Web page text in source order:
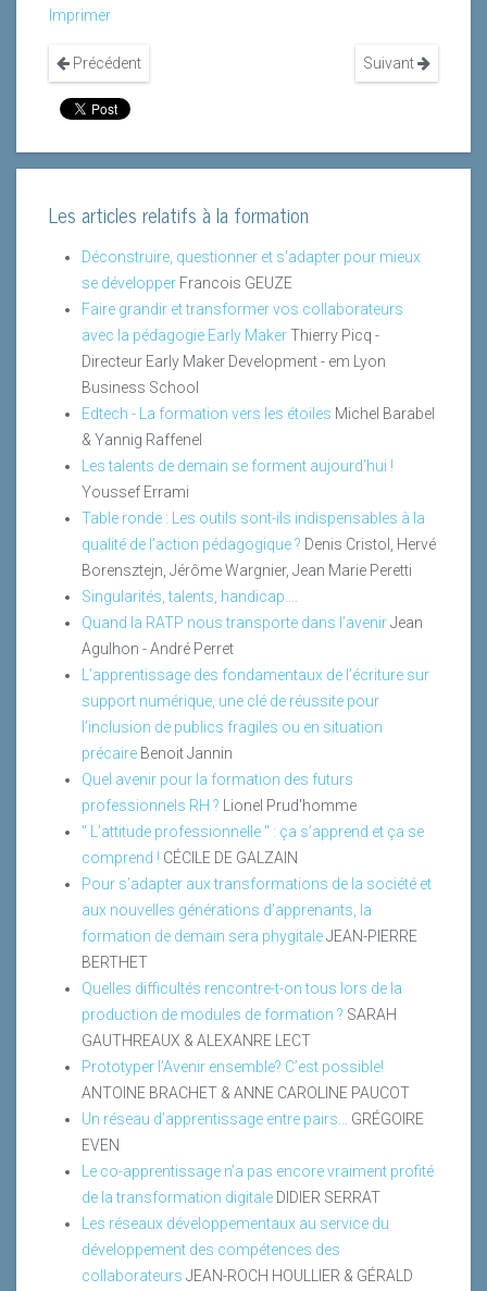
Imprimer
Précédent Suivant
Les articles relatifs à la formation
Déconstruire, questionner et s'adapter pour mieux
se développer Francois GEUZE
Faire grandir et transformer vos collaborateurs
avec la pédagogie Early MakerThierry Picq -
Directeur Early Maker Development - em Lyon
Business School
Edtech - La formation vers les étoiles Michel Barabel
& Yannig Raffenel
Les talents de demain se forment aujourd’hui !
Youssef Errami
Table ronde : Les outils sont-ils indispensables à la
qualité de l’action pédagogique ? Denis Cristol, Hervé
Borensztejn, Jérôme Wargnier, Jean Marie Peretti
Singularités, talents, handicap….
Quand la RATP nous transporte dans l’avenirJean
Agulhon - André Perret
L’apprentissage des fondamentaux de l’écriture sur
support numérique, une clé de réussite pour
l’inclusion de publics fragiles ou en situation
précaire Benoit Jannin
Quel avenir pour la formation des futurs
professionnels RH ?
Lionel Prud'homme
" L’attitude professionnelle " : ça s’apprend et ça se
comprend ! CÉCILE DE GALZAIN
Pour s’adapter aux transformations de la société et
aux nouvelles générations d’apprenants, la
formation de demain sera phygitaleJEAN-PIERRE
BERTHET
Quelles difficultés rencontre-t-on tous lors de la
production de modules de formation ? SARAH
GAUTHREAUX & ALEXANRE LECT
Prototyper l’Avenir ensemble? C’est possible!
ANTOINE BRACHET & ANNE CAROLINE PAUCOT
Un réseau d’apprentissage entre pairs...
GRÉGOIRE
EVEN
Le co-apprentissage n’a pas encore vraiment profité
de la transformation digitale DIDIER SERRAT
Les réseaux développementaux au service du
développement des compétences des
collaborateurs JEAN-ROCH HOULLIER & GÉRALD